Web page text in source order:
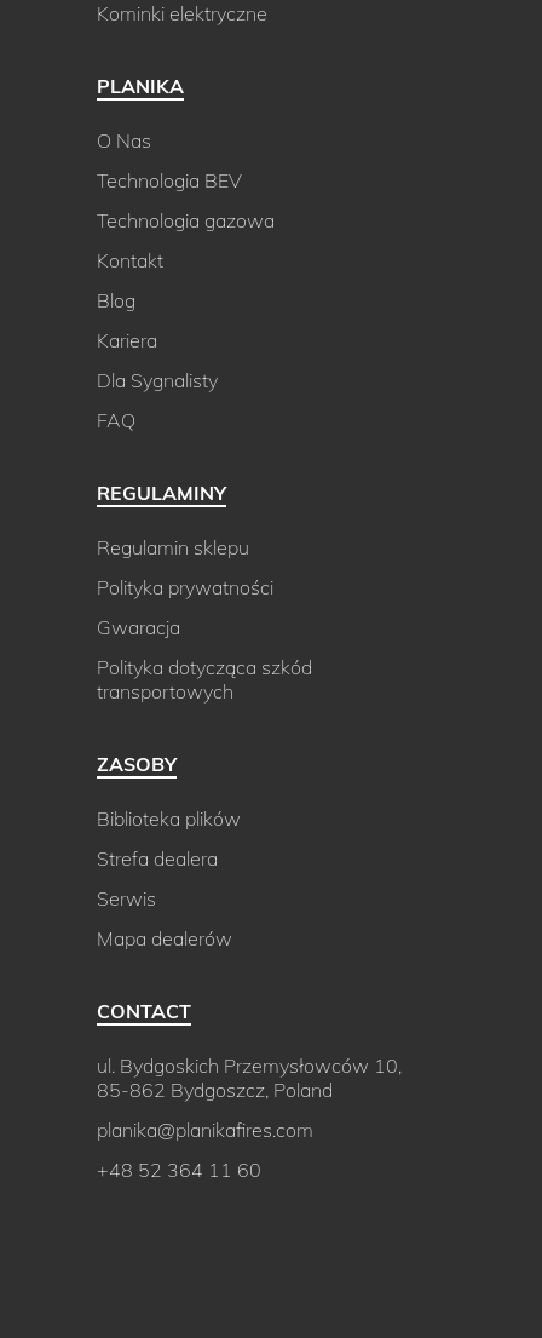
Kominki elektryczne
PLANIKA
O Nas
Technologia BEV
Technologia gazowa
Kontakt
Blog
Kariera
Dla Sygnalisty
FAQ
REGULAMINY
Regulamin sklepu
Polityka prywatności
Gwaracja
Polityka dotycząca szkód
transportowych
ZASOBY
Biblioteka plików
Strefa dealera
Serwis
Mapa dealerów
CONTACT
ul. Bydgoskich Przemysłowców 10,
85-862 Bydgoszcz, Poland
planika@planikafires.com
+48 52 364 11 60